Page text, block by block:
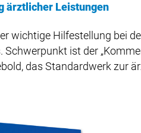
ärztlicher Leistungen
wichtige Hilfestellung bei
Schwerpunkt ist der
das Standardwerk zur